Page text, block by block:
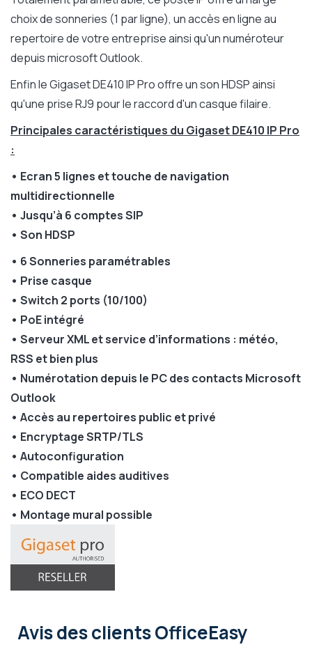
choix de sonneries (1 par ligne), un accès en ligne au
repertoire de votre entreprise ainsi qu'un numéroteur
depuis microsoft Outlook.
Enfin le Gigaset DE410 IP Pro offre un son HDSP ainsi
qu'une prise RJ9 pour le raccord d'un casque filaire.
Principales caractéristiques du Gigaset DE410 IP Pro
:
• Ecran 5 lignes et touche de navigation
multidirectionnelle
• Jusqu’à 6 comptes SIP
• Son HDSP
• 6 Sonneries paramétrables
• Prise casque
• Switch 2 ports (10/100)
• PoE intégré
• Serveur XML et service d’informations : météo,
RSS et bien plus
• Numérotation depuis le PC des contacts Microsoft
Outlook
• Accès au repertoires public et privé
• Encryptage SRTP/TLS
• Autoconfiguration
• Compatible aides auditives
• ECO DECT
• Montage mural possible
Avis des clients OfficeEasy